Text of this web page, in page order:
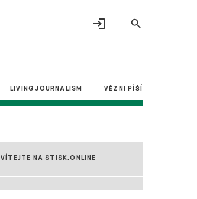
search
login
LIVING JOURNALISM VĚZNI PÍŠÍ
VÍTEJTE NA STISK.ONLINE